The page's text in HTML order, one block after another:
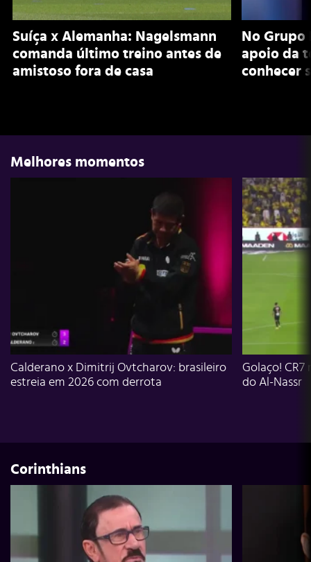
Suíça x Alemanha: Nagelsmann
comanda último treino antes de
amistoso fora de casa
No Grupo
apoio da
conhecer
Melhores momentos
Calderano x Dimitrij Ovtcharov: brasileiro
estreia em 2026 com derrota
Golaço!
do Al-Nassr
Corinthians